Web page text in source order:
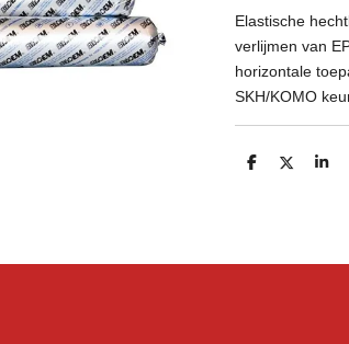
Elastische
verlijmen van
horizontale
SKH/KOMO
D
D
S